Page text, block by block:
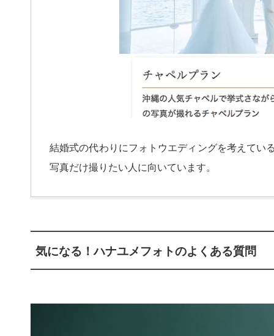
結婚式の代わりにフォトウエディングを考えてい
写真だけ撮りたい人に向いています。
気になる！ハナユメフォトのよくある質問